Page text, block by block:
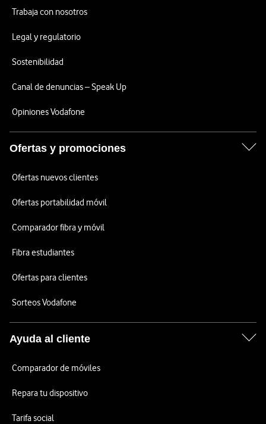
Trabaja con nosotros
Legal y regulatorio
Sostenibilidad
Canal de denuncias – Speak Up
Opiniones Vodafone
Ofertas y promociones
Ofertas nuevos clientes
Ofertas portabilidad móvil
Comparador fibra y móvil
Fibra estudiantes
Ofertas para clientes
Sorteos Vodafone
Ayuda al cliente
Comparador de móviles
Repara tu dispositivo
Tarifa social